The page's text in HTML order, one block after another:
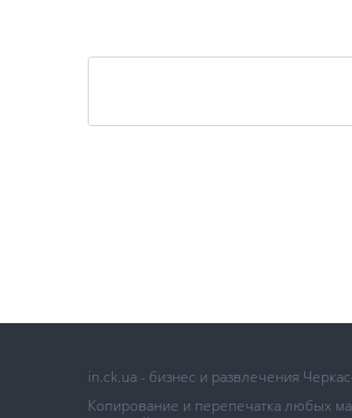
in.ck.ua - бизнес и развлечения
Копирование и перепечатка любых